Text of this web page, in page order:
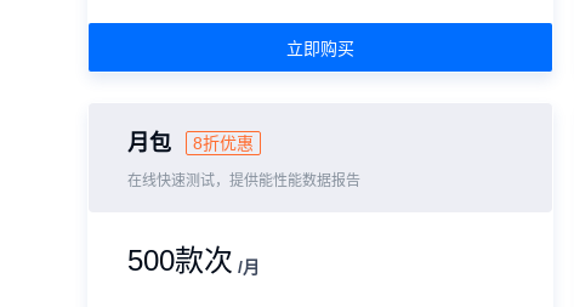
立即购买
月包 8折优惠
在线快速测试，提供能性能数据报告
500款次 /月